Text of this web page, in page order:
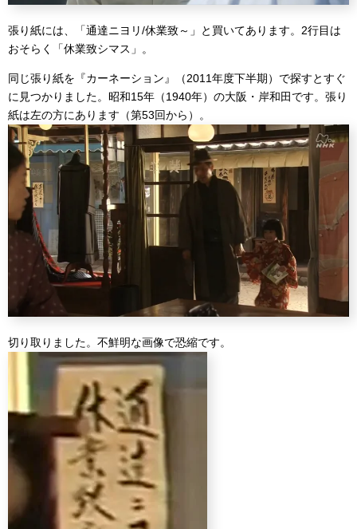
張り紙には、「通達ニヨリ/休業致～」と買いてあります。2行目は
おそらく「休業致シマス」。
同じ張り紙を『カーネーション』（2011年度下半期）で探すとすぐ
に見つかりました。昭和15年（1940年）の大阪・岸和田です。張り
紙は左の方にあります（第53回から）。
切り取りました。不鮮明な画像で恐縮です。